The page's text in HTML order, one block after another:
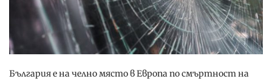
България е на челно място в Европа по смъртност на